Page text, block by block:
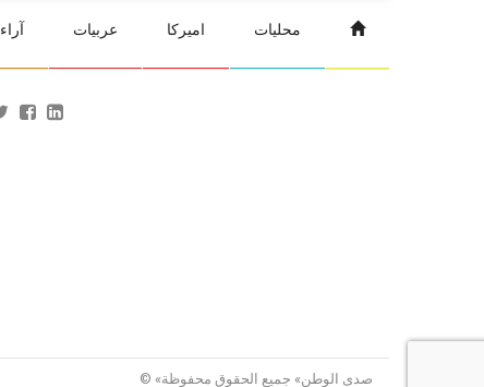
محليات اميركا عربيات آراء
© «صدى الوطن» جميع الحقوق محفوظة